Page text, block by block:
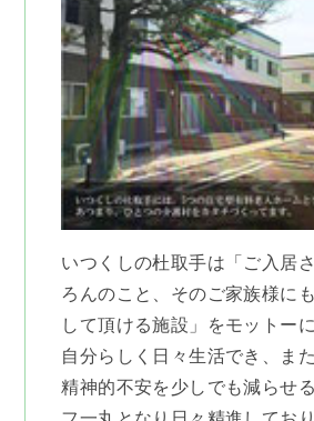
いつくしの杜取手は「ご入居
ろんのこと、そのご家族様に
して頂ける施設」をモットー
自分らしく日々生活でき、ま
精神的不安を少しでも減らせ